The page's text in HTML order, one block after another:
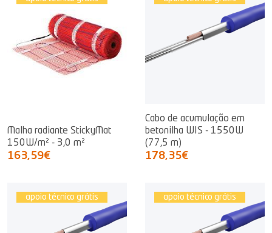
Malha radiante StickyMat
150W/m² - 3,0 m²
163,59€
Cabo de acumulação em
betonilha WIS - 1550W
(77,5 m)
178,35€
apoio técnico grátis apoio técnico grátis